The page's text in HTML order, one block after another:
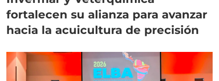
fortalecen su alianza para avanzar
hacia la acuicultura de precisión